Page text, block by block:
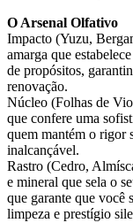
O Arsenal Olfativo
Impacto (Yuzu,
amarga que
de propósitos,
renovação.
Núcleo (Folhas de
que confere uma
quem mantém o rigor
inalcançável.
Rastro (Cedro,
e mineral que sela o
que garante que você
limpeza e prestígio